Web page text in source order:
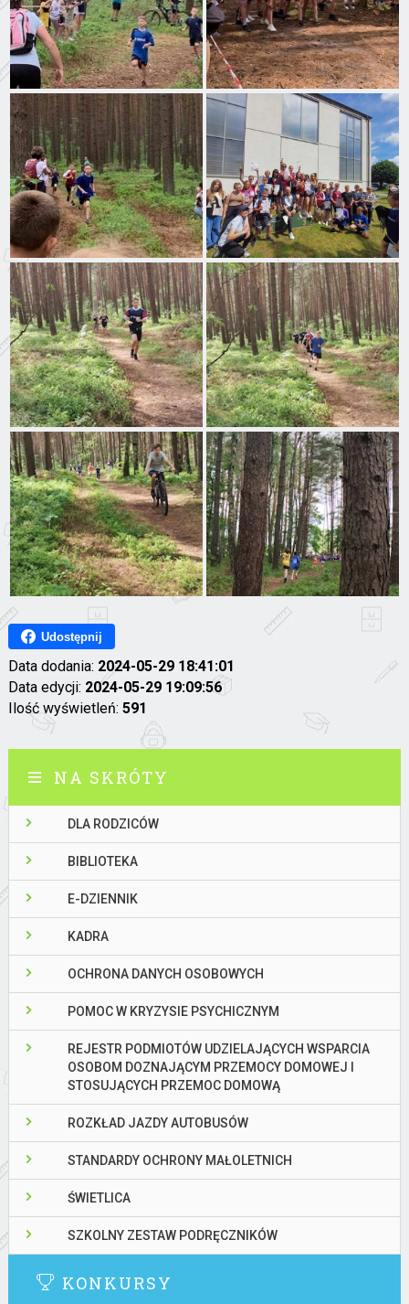
Udostępnij
Data dodania: 2024-05-29 18:41:01
Data edycji: 2024-05-29 19:09:56
Ilość wyświetleń: 591
NA SKRÓTY
DLA RODZICÓW
BIBLIOTEKA
E-DZIENNIK
KADRA
OCHRONA DANYCH OSOBOWYCH
POMOC W KRYZYSIE PSYCHICZNYM
REJESTR PODMIOTÓW UDZIELAJĄCYCH WSPARCIA
OSOBOM DOZNAJĄCYM PRZEMOCY DOMOWEJ I
STOSUJĄCYCH PRZEMOC DOMOWĄ
ROZKŁAD JAZDY AUTOBUSÓW
STANDARDY OCHRONY MAŁOLETNICH
ŚWIETLICA
SZKOLNY ZESTAW PODRĘCZNIKÓW
KONKURSY